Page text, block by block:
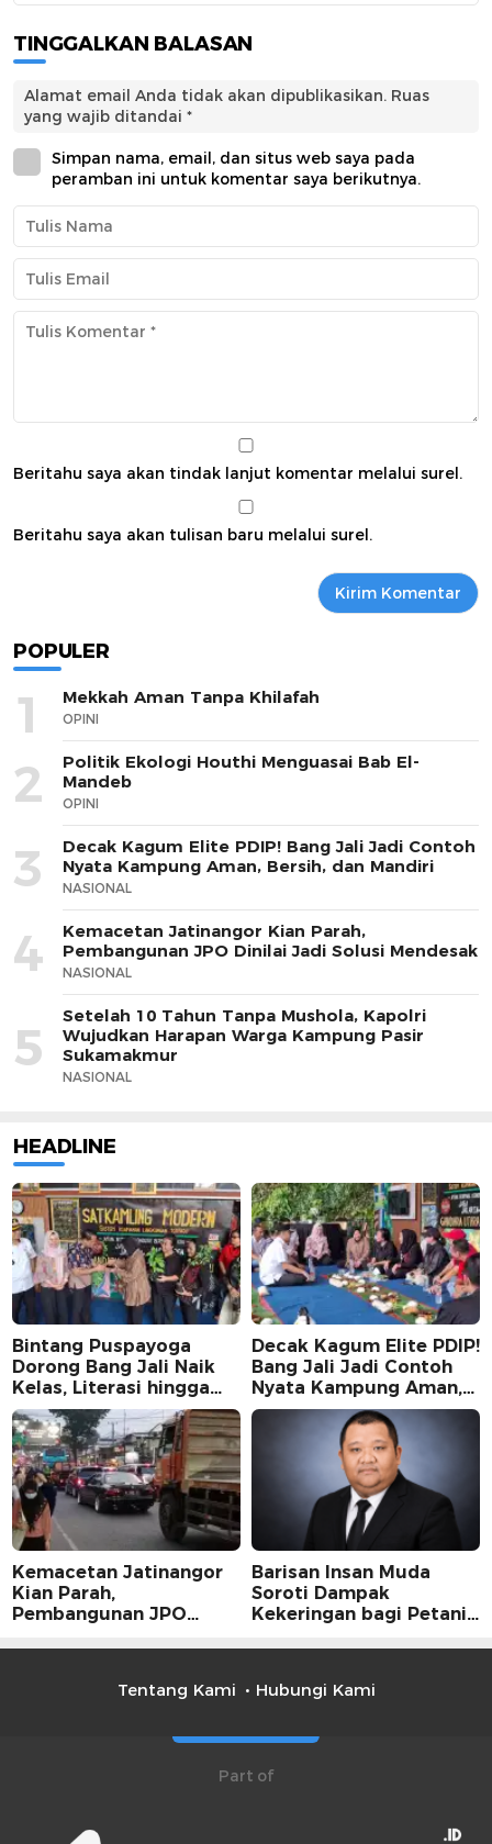
TINGGALKAN BALASAN
Alamat email Anda tidak akan dipublikasikan. Ruas
yang wajib ditandai *
Simpan nama, email, dan situs web saya pada
peramban ini untuk komentar saya berikutnya.
Beritahu saya akan tindak lanjut komentar melalui surel.
Beritahu saya akan tulisan baru melalui surel.
POPULER
1 Mekkah Aman Tanpa Khilafah
OPINI
2
Politik Ekologi Houthi Menguasai Bab El-
Mandeb
OPINI
3
Decak Kagum Elite PDIP! Bang Jali Jadi Contoh
Nyata Kampung Aman, Bersih, dan Mandiri
NASIONAL
4
Kemacetan Jatinangor Kian Parah,
Pembangunan JPO Dinilai Jadi Solusi Mendesak
NASIONAL
5
Setelah 10 Tahun Tanpa Mushola, Kapolri
Wujudkan Harapan Warga Kampung Pasir
Sukamakmur
NASIONAL
HEADLINE
Bintang Puspayoga
Dorong Bang Jali Naik
Kelas, Literasi hingga
UMKM Digital Jadi
Fokus
Decak Kagum Elite PDIP!
Bang Jali Jadi Contoh
Nyata Kampung Aman,
Bersih, dan Mandiri
Kemacetan Jatinangor
Kian Parah,
Pembangunan JPO
Mendesak
Barisan Insan Muda
Soroti Dampak
Kekeringan bagi Petani,
dan Masyarakat Penting
Tentang Kami
Hubungi Kami
Part of